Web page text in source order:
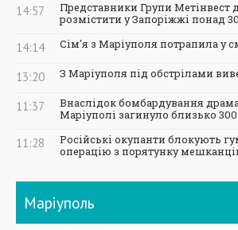
14:57
Представники Групи Метінвест
розмістити у Запоріжжі понад
14:14 Сім'я з Маріуполя потрапила у
13:20 З Маріуполя під обстрілами
11:37
Внаслідок бомбардування
Маріуполі загинуло близько
11:28
Російські окупанти блокують
операцію з порятунку
Маріуполь